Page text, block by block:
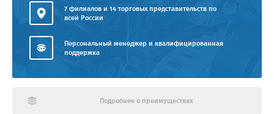
7 филиалов и 14 торговых представительств по
всей России
Персональный менеджер и квалифицированная
поддержка
Подробнее о преимуществах